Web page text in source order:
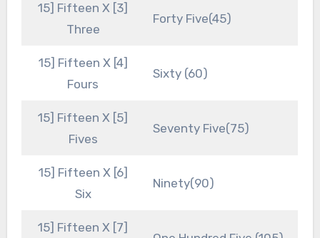
15] Fifteen X [3]
Three
Forty Five(45)
15] Fifteen X [4]
Fours
Sixty (60)
15] Fifteen X [5]
Fives
Seventy Five(75)
15] Fifteen X [6]
Six
Ninety(90)
15] Fifteen X [7]